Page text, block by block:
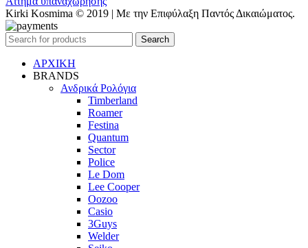
Kirki Kosmima © 2019 | Με την Επιφύλαξη Παντός Δικαιώματος.
Search
ΑΡΧΙΚΗ
BRANDS
Ανδρικά Ρολόγια
Timberland
Roamer
Festina
Quantum
Sector
Police
Le Dom
Lee Cooper
Oozoo
Casio
3Guys
Welder